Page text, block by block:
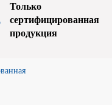
Только
сертифицированная
продукция